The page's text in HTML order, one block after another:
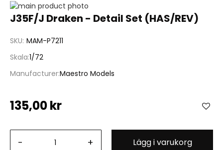
J35F/J Draken - Detail Set (HAS/REV)
SKU MAM-P7211
Skala 1/72
ManufacturerMaestro Models
135,00 kr
- + Lägg i varukorg
Hoppa
till
bildgalleriet
Hoppa
av
bildgalleriet